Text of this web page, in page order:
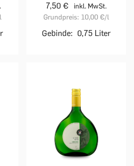
7,50 €
inkl. MwSt.
Grundpreis: 10,00 €/l
Gebinde: 0,75 Liter